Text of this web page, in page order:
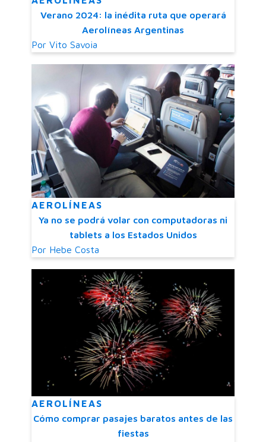
Verano 2024: la inédita ruta que operará
Aerolíneas Argentinas
Por Vito Savoia
AEROLÍNEAS
Ya no se podrá volar con computadoras ni
tablets a los Estados Unidos
Por Hebe Costa
AEROLÍNEAS
Cómo comprar pasajes baratos antes de las
fiestas